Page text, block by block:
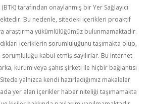
tarafından onaylanmış bir Yer Sağlayıcı
Bu nedenle, sitedeki içerikleri proaktif
araştırma yükümlülüğümüz bulunmamaktadır.
içeriklerin sorumluluğunu taşımakta olup,
kabul etmiş sayılırlar. Bu internet
kurum veya şahıs şirketi ile hiçbir bağlantısı
yalnızca kendi hazırladığımız makaleler
yer alan içerikler haber niteliği taşımamakta